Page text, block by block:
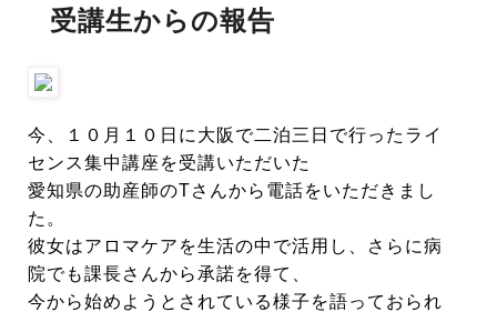
受講生からの報告
今、１０月１０日に大阪で二泊三日で行ったライ
センス集中講座を受講いただいた
愛知県の助産師のTさんから電話をいただきまし
た。
彼女はアロマケアを生活の中で活用し、さらに病
院でも課長さんから承諾を得て、
今から始めようとされている様子を語っておられ